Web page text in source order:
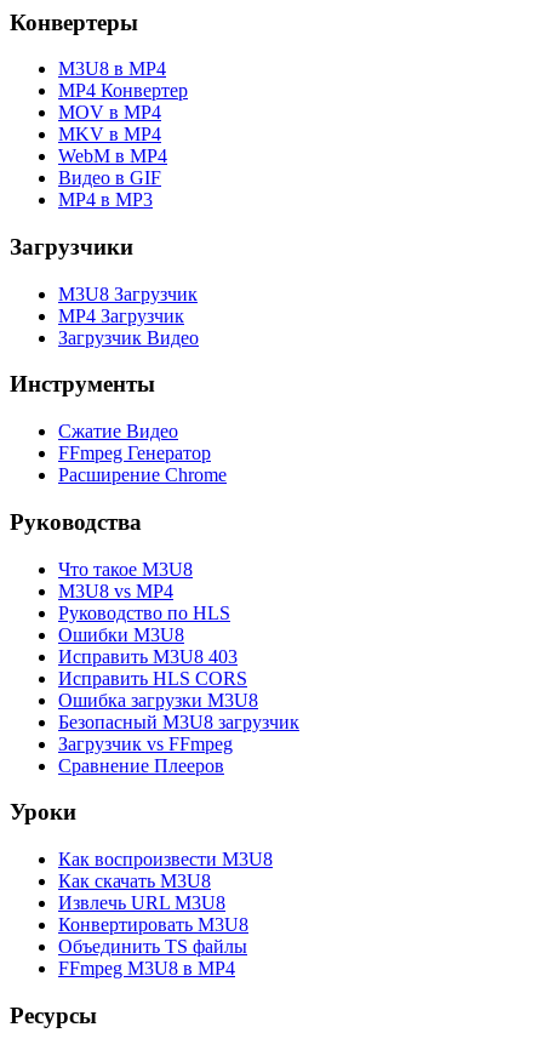
Конвертеры
M3U8 в MP4
MP4 Конвертер
MOV в MP4
MKV в MP4
WebM в MP4
Видео в GIF
MP4 в MP3
Загрузчики
M3U8 Загрузчик
MP4 Загрузчик
Загрузчик Видео
Инструменты
Сжатие Видео
FFmpeg Генератор
Расширение Chrome
Руководства
Что такое M3U8
M3U8 vs MP4
Руководство по HLS
Ошибки M3U8
Исправить M3U8 403
Исправить HLS CORS
Ошибка загрузки M3U8
Безопасный M3U8 загрузчик
Загрузчик vs FFmpeg
Сравнение Плееров
Уроки
Как воспроизвести M3U8
Как скачать M3U8
Извлечь URL M3U8
Конвертировать M3U8
Объединить TS файлы
FFmpeg M3U8 в MP4
Ресурсы